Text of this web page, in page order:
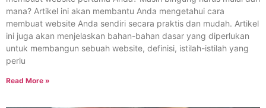
mana? Artikel ini akan membantu Anda mengetahui cara
membuat website Anda sendiri secara praktis dan mudah. Artikel
ini juga akan menjelaskan bahan-bahan dasar yang diperlukan
untuk membangun sebuah website, definisi, istilah-istilah yang
perlu
Read More »